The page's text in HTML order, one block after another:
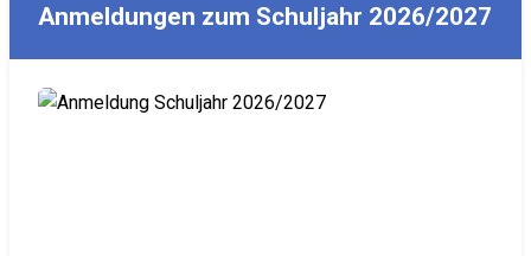
Anmeldungen zum Schuljahr 2026/2027